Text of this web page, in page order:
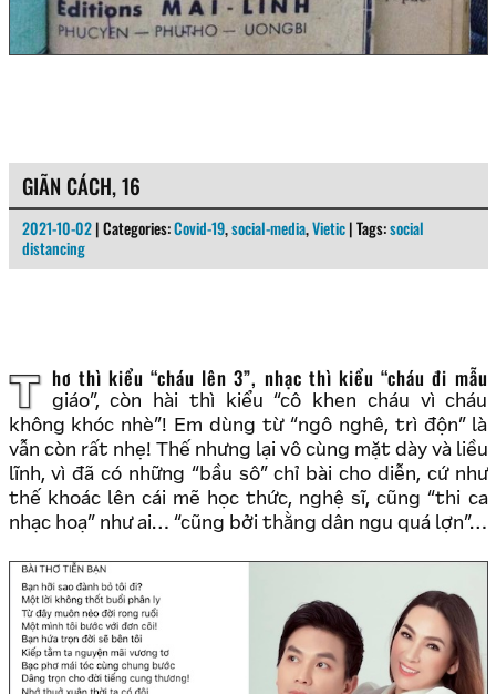
GIÃN CÁCH, 16
2021-10-02 | Categories:Covid-19,social-media,Vietic | Tags:social
distancing
Thơ thì kiểu “cháu lên 3”, nhạc thì kiểu “cháu đi mẫu
giáo”, còn hài thì kiểu “cô khen cháu vì cháu
không khóc nhè”! Em dùng từ “ngô nghê, trì độn” là
vẫn còn rất nhẹ! Thế nhưng lại vô cùng mặt dày và liều
lĩnh, vì đã có những “bầu sô” chỉ bài cho diễn, cứ như
thế khoác lên cái mẽ học thức, nghệ sĩ, cũng “thi ca
nhạc hoạ” như ai… “cũng bởi thằng dân ngu quá lợn”…